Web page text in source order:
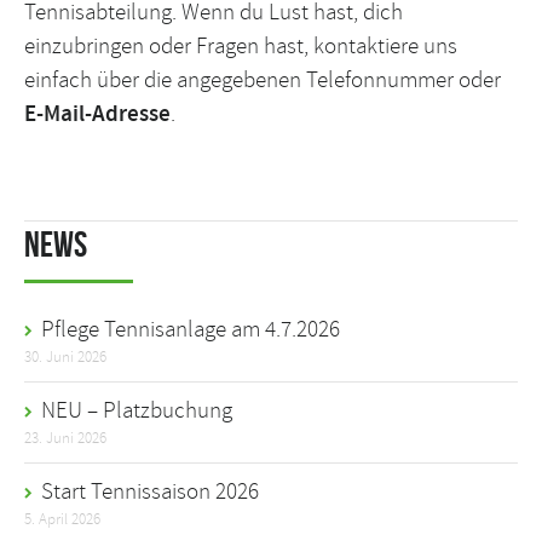
Tennisabteilung. Wenn du Lust hast, dich
einzubringen oder Fragen hast, kontaktiere uns
einfach über die angegebenen Telefonnummer oder
E-Mail-Adresse.
News
Pflege Tennisanlage am 4.7.2026
30. Juni 2026
NEU – Platzbuchung
23. Juni 2026
Start Tennissaison 2026
5. April 2026